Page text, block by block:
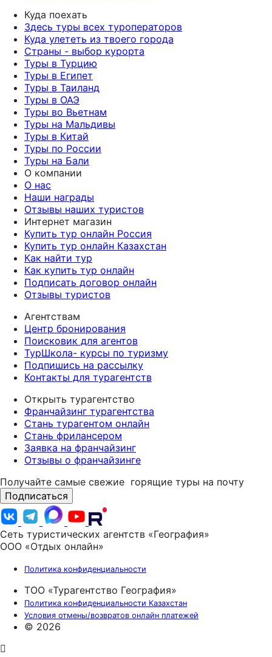
Куда поехать
Здесь туры всех туроператоров
Куда улететь из твоего города
Страны - выбор курорта
Туры в Турцию
Туры в Египет
Туры в Таиланд
Туры в ОАЭ
Туры во Вьетнам
Туры на Мальдивы
Туры в Китай
Туры по России
Туры на Бали
О компании
О нас
Наши награды
Отзывы наших туристов
Интернет магазин
Купить тур онлайн Россия
Купить тур онлайн Казахстан
Как найти тур
Как купить тур онлайн
Подписать договор онлайн
Отзывы туристов
Агентствам
Центр бронирования
Поисковик для агентов
ТурШкола- курсы по туризму
Подпишись на рассылку
Контакты для турагентств
Открыть турагентство
Франчайзинг турагентства
Стань турагентом онлайн
Стань фрилансером
Заявка на франчайзинг
Отзывы о франчайзинге
Получайте самые свежие горящие туры на почту
Подписаться
Сеть туристических агентств «География»
ООО «Отдых онлайн»
Политика конфиденциальности
ТОО «Турагентство География»
Политика конфиденциальности Казахстан
Условия отмены/возвратов онлайн платежей
© 2026